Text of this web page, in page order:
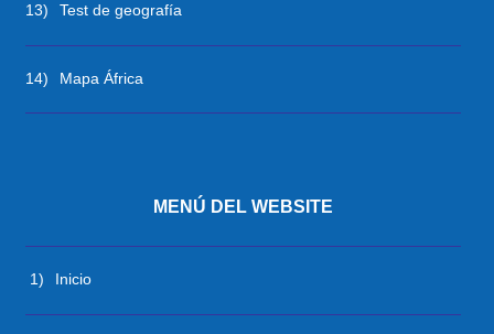
13) Test de geografía
14) Mapa África
MENÚ DEL WEBSITE
1) Inicio